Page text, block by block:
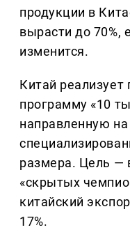
продукции в
вырасти до 70%,
изменится.
Китай реализует
программу «10
направленную на
размера. Цель —
«скрытых
китайский
17%.